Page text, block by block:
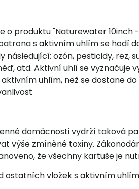
o produktu "Naturewater 10inch
s aktivním uhlím se hodí
následující: ozón, pesticidy, rez,
atd. Aktivní uhlí se vyznačuje
uhlím, než se dostane
domácnosti vydrží taková
výše zmíněné toxiny.
že všechny kartuše je
ostatních vložek s aktivním uhlím